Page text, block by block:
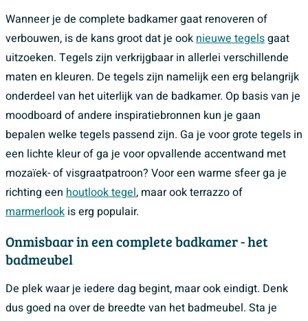
Wanneer je de complete badkamer gaat renoveren of
verbouwen, is de kans groot dat je ook nieuwe tegelsgaat
uitzoeken. Tegels zijn verkrijgbaar in allerlei verschillende
maten en kleuren. De tegels zijn namelijk een erg belangrijk
onderdeel van het uiterlijk van de badkamer. Op basis van je
moodboard of andere inspiratiebronnen kun je gaan
bepalen welke tegels passend zijn. Ga je voor grote tegels in
een lichte kleur of ga je voor opvallende accentwand met
mozaïek- of visgraatpatroon? Voor een warme sfeer ga je
richting een houtlook tegel, maar ook terrazzo of
marmerlook is erg populair.
Onmisbaar in een complete badkamer - het
badmeubel
De plek waar je iedere dag begint, maar ook eindigt. Denk
dus goed na over de breedte van het badmeubel. Sta je